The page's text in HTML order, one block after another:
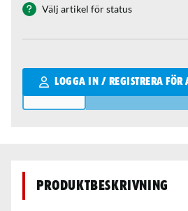
Välj artikel för status
LOGGA IN / REGISTRERA FÖR
Qantity
Produktbeskrivning